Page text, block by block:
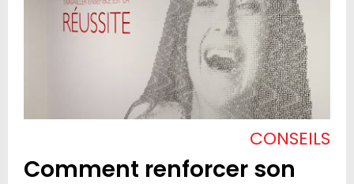
CONSEILS
Comment renforcer son